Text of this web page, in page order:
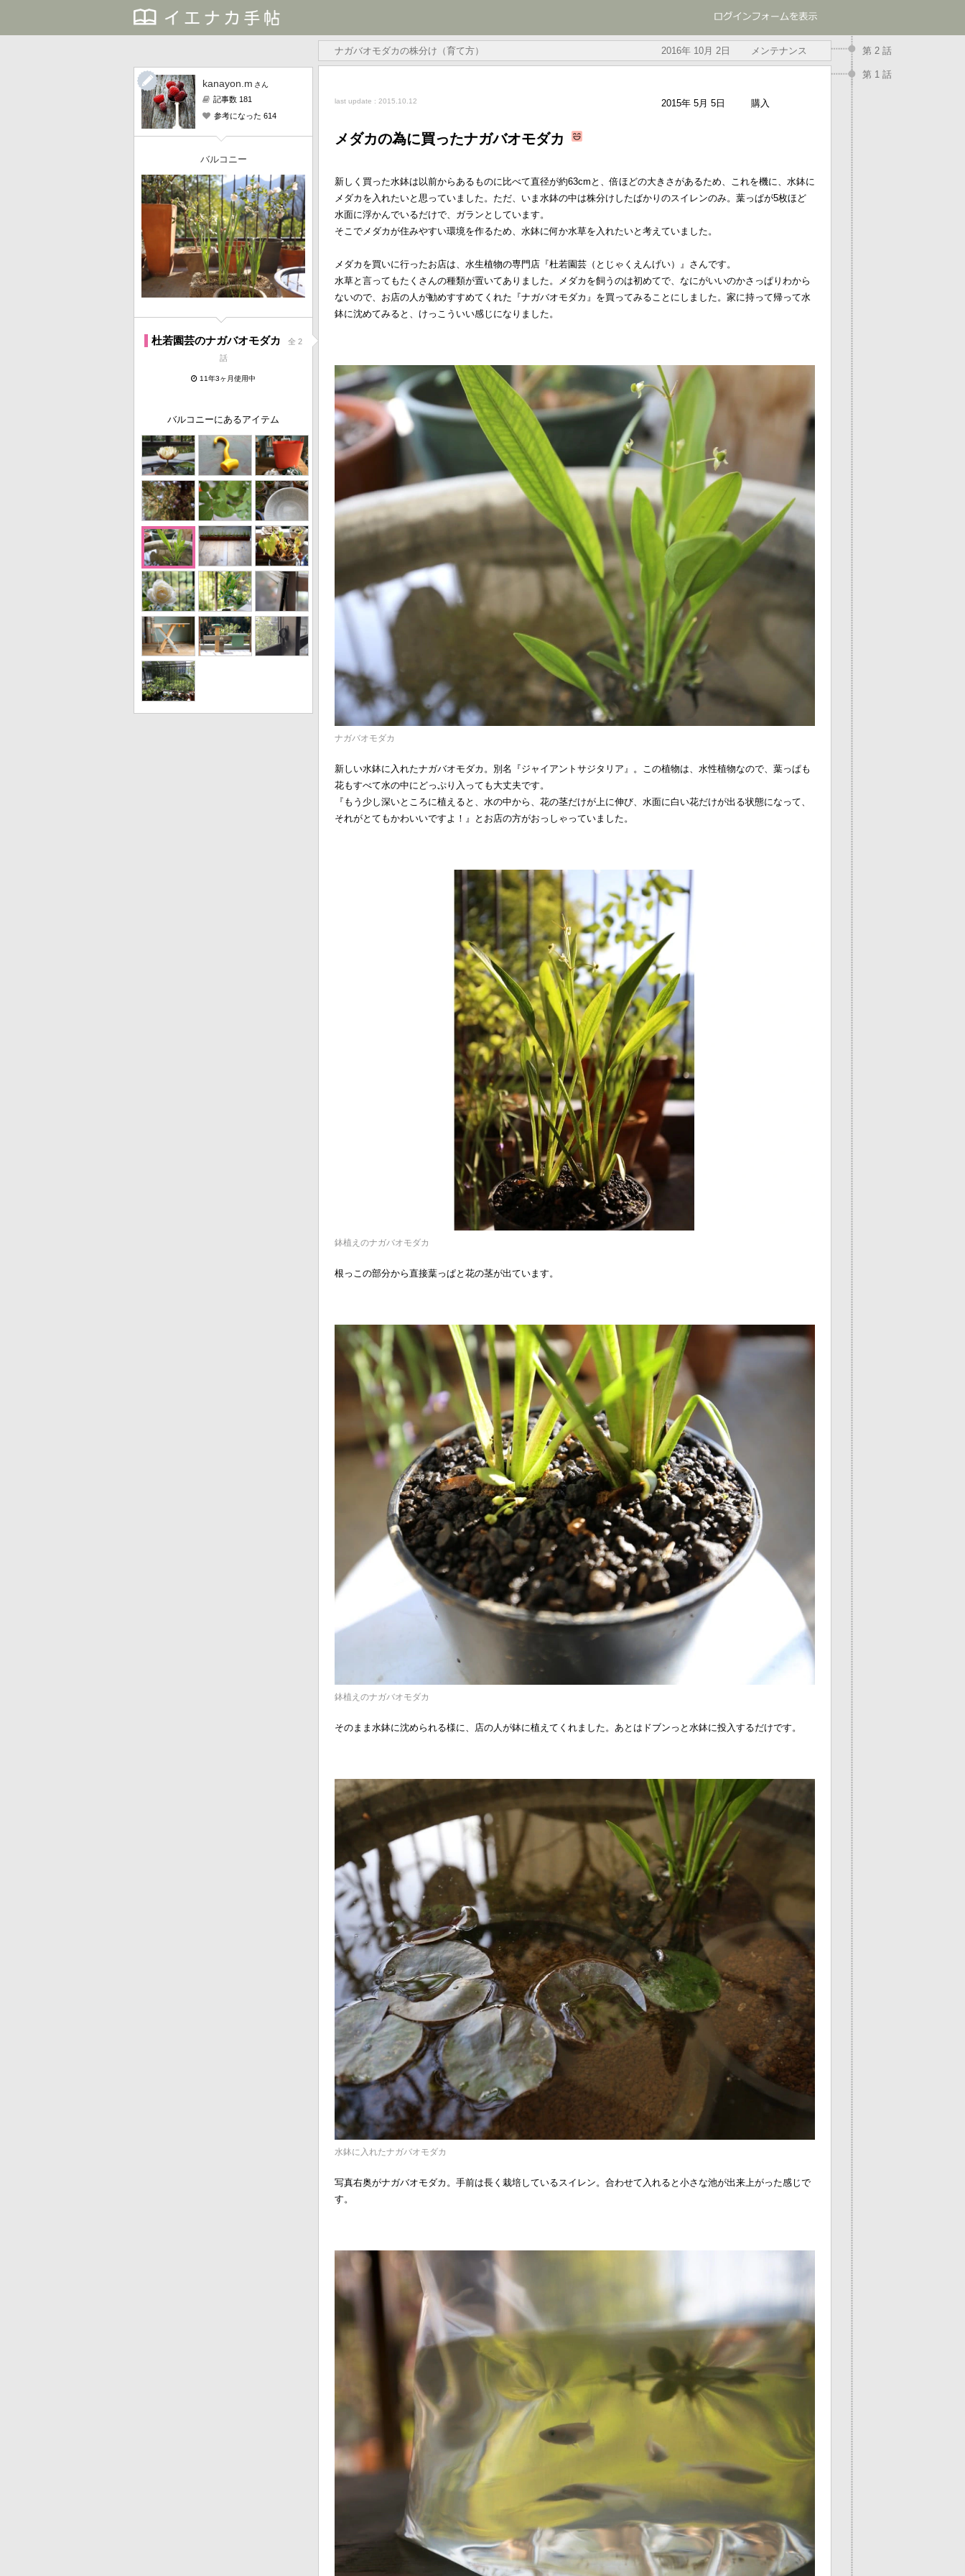
kanayon.m さん
記事数 181
参考になった 614
バルコニー
杜若園芸のナガバオモダカ
全 2
話
11年3ヶ月使用中
バルコニーにあるアイテム
第 2 話
ナガバオモダカの株分け（育て方） 2016年 10月 2日 メンテナンス
第 1 話
last update : 2015.10.12 2015年 5月 5日 購入
メダカの為に買ったナガバオモダカ
新しく買った水鉢は以前からあるものに比べて直径が約63cmと、倍ほどの大きさがあるため、これを機に、水鉢に
メダカを入れたいと思っていました。ただ、いま水鉢の中は株分けしたばかりのスイレンのみ。葉っぱが5枚ほど
水面に浮かんでいるだけで、ガランとしています。
そこでメダカが住みやすい環境を作るため、水鉢に何か水草を入れたいと考えていました。
メダカを買いに行ったお店は、水生植物の専門店『杜若園芸（とじゃくえんげい）』さんです。
水草と言ってもたくさんの種類が置いてありました。メダカを飼うのは初めてで、なにがいいのかさっぱりわから
ないので、お店の人が勧めすすめてくれた『ナガバオモダカ』を買ってみることにしました。家に持って帰って水
鉢に沈めてみると、けっこういい感じになりました。
ナガバオモダカ
新しい水鉢に入れたナガバオモダカ。別名『ジャイアントサジタリア』。この植物は、水性植物なので、葉っぱも
花もすべて水の中にどっぷり入っても大丈夫です。
『もう少し深いところに植えると、水の中から、花の茎だけが上に伸び、水面に白い花だけが出る状態になって、
それがとてもかわいいですよ！』とお店の方がおっしゃっていました。
鉢植えのナガバオモダカ
根っこの部分から直接葉っぱと花の茎が出ています。
鉢植えのナガバオモダカ
そのまま水鉢に沈められる様に、店の人が鉢に植えてくれました。あとはドブンっと水鉢に投入するだけです。
水鉢に入れたナガバオモダカ
写真右奥がナガバオモダカ。手前は長く栽培しているスイレン。合わせて入れると小さな池が出来上がった感じで
す。